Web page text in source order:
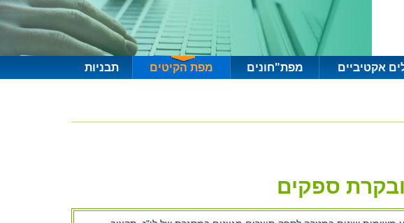
אקטיביים מפת"חונים מפת הקיטים תבניות
ובקרת ספקים